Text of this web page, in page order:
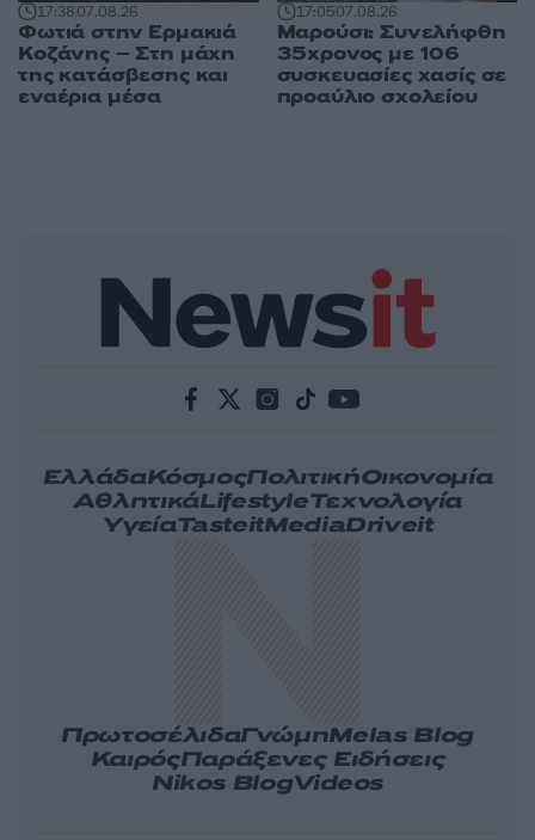
17:3807.08.26
Φωτιά στην Ερμακιά
Κοζάνης – Στη μάχη
της κατάσβεσης και
εναέρια μέσα
17:0507.08.26
Μαρούσι: Συνελήφθη
35χρονος με 106
συσκευασίες χασίς σε
προαύλιο σχολείου
ΕλλάδαΚόσμοςΠολιτικήΟικονομία
ΑθλητικάLifestyleΤεχνολογία
ΥγείαTasteitMediaDriveit
ΠρωτοσέλιδαΓνώμηMelas Blog
ΚαιρόςΠαράξενες Ειδήσεις
Nikos BlogVideos